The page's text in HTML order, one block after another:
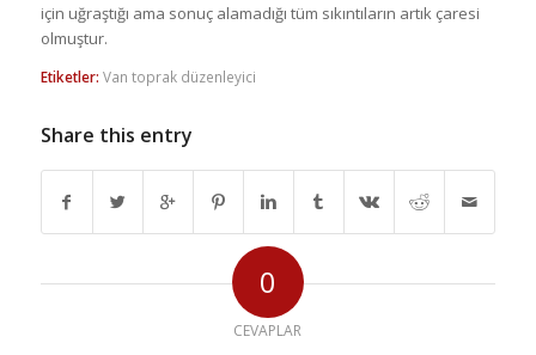
için uğraştığı ama sonuç alamadığı tüm sıkıntıların artık çaresi
olmuştur.
Etiketler: Van toprak düzenleyici
Share this entry
0
CEVAPLAR